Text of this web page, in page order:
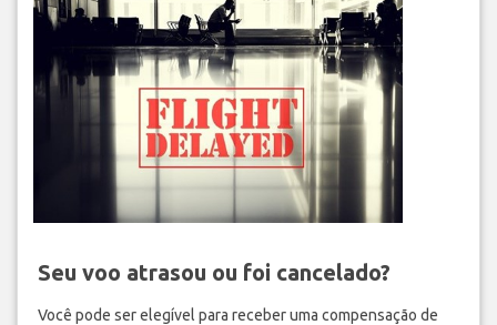
Seu voo atrasou ou foi cancelado?
Você pode ser elegível para receber uma compensação de